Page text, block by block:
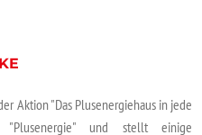
Aktion "Das Plusenergiehaus in jede
"Plusenergie" und stellt einige